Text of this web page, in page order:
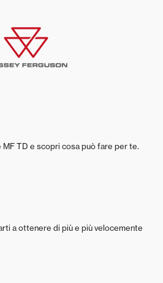
TD e scopri cosa può fare per te.
a ottenere di più e più velocemente